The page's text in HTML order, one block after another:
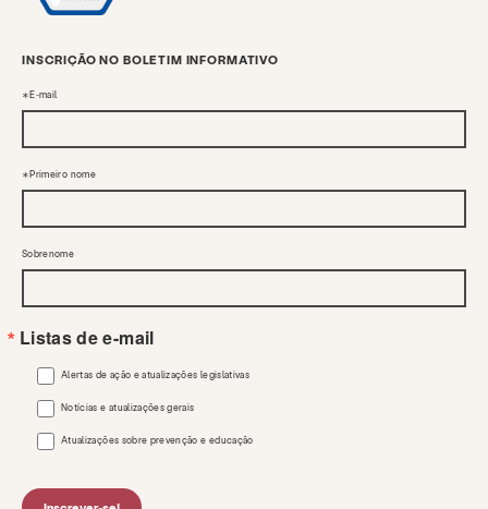
INSCRIÇÃO NO BOLETIM INFORMATIVO
E-mail
Primeiro nome
Sobrenome
Listas de e-mail
Alertas de ação e atualizações legislativas
Notícias e atualizações gerais
Atualizações sobre prevenção e educação